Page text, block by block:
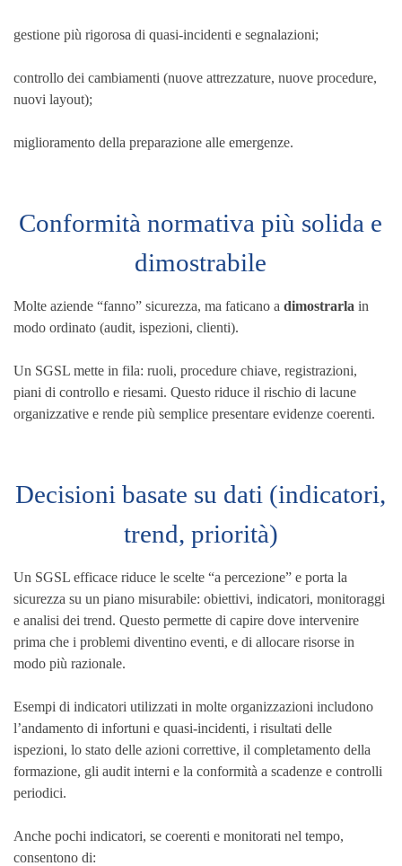
gestione più rigorosa di quasi-incidenti e segnalazioni;
controllo dei cambiamenti (nuove attrezzature, nuove procedure,
nuovi layout);
miglioramento della preparazione alle emergenze.
Conformità normativa più solida e
dimostrabile
Molte aziende “fanno” sicurezza, ma faticano a dimostrarla in
modo ordinato (audit, ispezioni, clienti).
Un SGSL mette in fila: ruoli, procedure chiave, registrazioni,
piani di controllo e riesami. Questo riduce il rischio di lacune
organizzative e rende più semplice presentare evidenze coerenti.
Decisioni basate su dati (indicatori,
trend, priorità)
Un SGSL efficace riduce le scelte “a percezione” e porta la
sicurezza su un piano misurabile: obiettivi, indicatori, monitoraggi
e analisi dei trend. Questo permette di capire dove intervenire
prima che i problemi diventino eventi, e di allocare risorse in
modo più razionale.
Esempi di indicatori utilizzati in molte organizzazioni includono
l’andamento di infortuni e quasi-incidenti, i risultati delle
ispezioni, lo stato delle azioni correttive, il completamento della
formazione, gli audit interni e la conformità a scadenze e controlli
periodici.
Anche pochi indicatori, se coerenti e monitorati nel tempo,
consentono di: